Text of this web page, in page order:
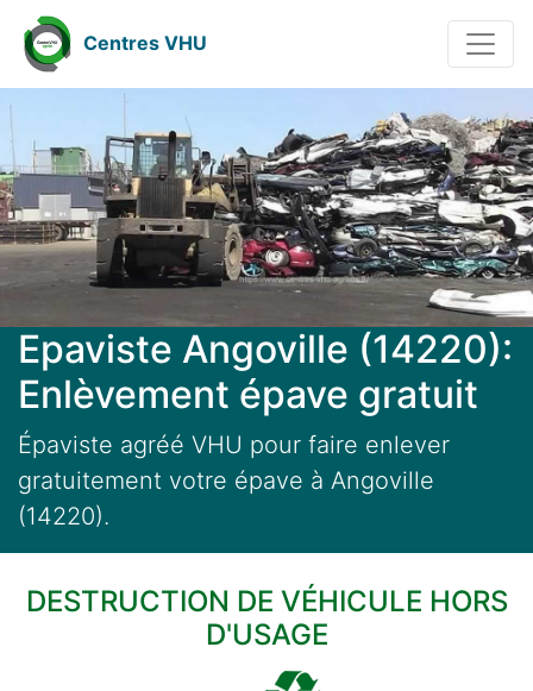
Centres VHU
Epaviste Angoville (14220):
Enlèvement épave gratuit
Épaviste agréé VHU pour faire enlever
gratuitement votre épave à Angoville
(14220).
DESTRUCTION DE VÉHICULE HORS
D'USAGE